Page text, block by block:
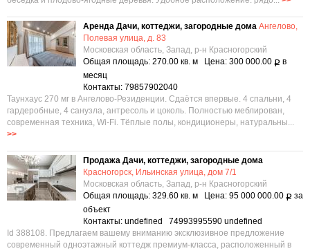
Аренда Дачи, коттеджи, загородные дома Ангелово,
Полевая улица, д. 83
Московская область, Запад, р-н Красногорский
Общая площадь: 270.00 кв. м Цена: 300 000.00 Р в
месяц
Контакты: 79857902040
Таунхаус 270 мг в Ангелово-Резиденции. Сдаётся впервые. 4 спальни, 4
гардеробные, 4 санузла, антресоль и цоколь. Полностью меблирован,
современная техника, Wi-Fi. Тёплые полы, кондиционеры, натуральны...
>>
Продажа Дачи, коттеджи, загородные дома
Красногорск, Ильинская улица, дом 7/1
Московская область, Запад, р-н Красногорский
Общая площадь: 329.60 кв. м Цена: 95 000 000.00 Р за
объект
Контакты: undefined 74993995590 undefined
Id 388108. Предлагаем вашему вниманию эксклюзивное предложение
современный одноэтажный коттедж премиум-класса, расположенный в